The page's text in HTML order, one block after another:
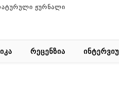
ჟურნალი
ᲠᲔᲪᲔᲜᲖᲘᲐ ᲘᲜᲢᲔᲠᲕᲘᲣ